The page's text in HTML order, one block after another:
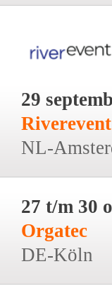
29
NL-
27 t/m 30
Orgatec
DE-Köln